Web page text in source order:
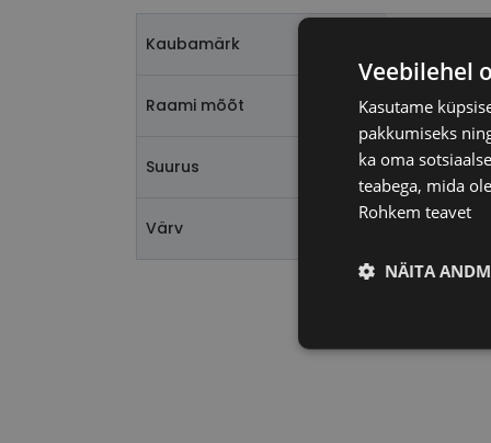
Kaubamärk
Raami mõõt 52-17
Suurus S
Värv
Veebilehel
Kasutame
pakkumiseks
ka oma
teabega, mida
Rohkem teavet
NÄITA